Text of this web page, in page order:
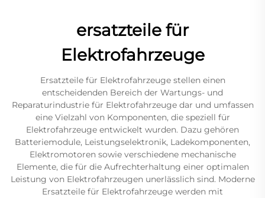
ersatzteile für
Elektrofahrzeuge
Ersatzteile für Elektrofahrzeuge stellen einen
entscheidenden Bereich der Wartungs- und
Reparaturindustrie für Elektrofahrzeuge dar und umfassen
eine Vielzahl von Komponenten, die speziell für
Elektrofahrzeuge entwickelt wurden. Dazu gehören
Batteriemodule, Leistungselektronik, Ladekomponenten,
Elektromotoren sowie verschiedene mechanische
Elemente, die für die Aufrechterhaltung einer optimalen
Leistung von Elektrofahrzeugen unerlässlich sind. Moderne
Ersatzteile für Elektrofahrzeuge werden mit